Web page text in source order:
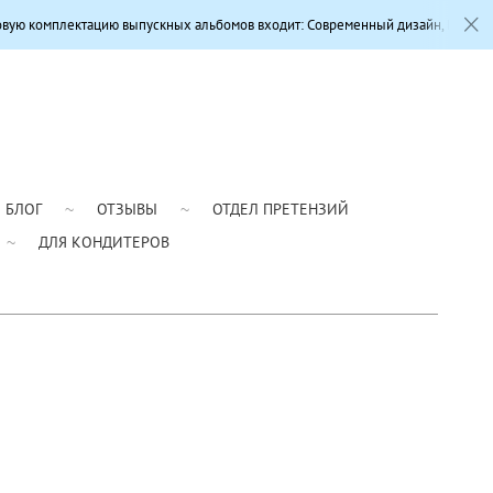
БЛОГ ОТЗЫВЫ
ОТДЕЛ ПРЕТЕНЗИЙ
ДЛЯ КОНДИТЕРОВ
выпускных альбомов входит: Современный дизайн, Профессиональная